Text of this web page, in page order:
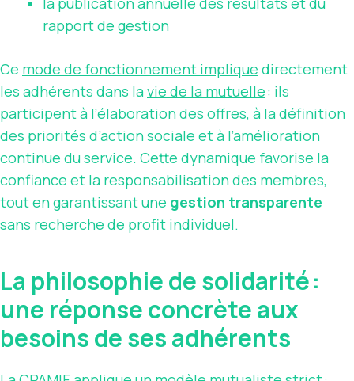
rapport de gestion
Ce mode de fonctionnement implique directement
les adhérents dans lavie de la mutuelle: ils
participent à l’élaboration des offres, à la définition
des priorités d’action sociale et à l’amélioration
continue du service. Cette dynamique favorise la
confiance et la responsabilisation des membres,
tout en garantissant une gestion transparente
sans recherche de profit individuel.
La philosophie de solidarité :
une réponse concrète aux
besoins de ses adhérents